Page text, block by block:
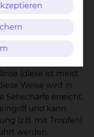
Star:
(diese ist meist
Weise wird in
Sehschärfe erreicht.
und kann
(z.B. mit Tropfen)
werden.